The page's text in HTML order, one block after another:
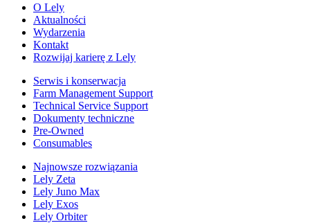
O Lely
Aktualności
Wydarzenia
Kontakt
Rozwijaj karierę z Lely
Serwis i konserwacja
Farm Management Support
Technical Service Support
Dokumenty techniczne
Pre-Owned
Consumables
Najnowsze rozwiązania
Lely Zeta
Lely Juno Max
Lely Exos
Lely Orbiter